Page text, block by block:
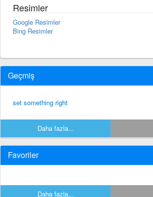
Resimler
Google Resimler
Bing Resimler
Geçmiş
set something right
Daha fazla...
Favoriler
Daha fazla...